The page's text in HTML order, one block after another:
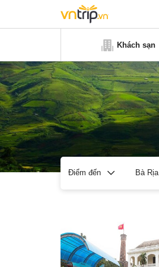
Khách sạn
Điểm đến Bà Rịa